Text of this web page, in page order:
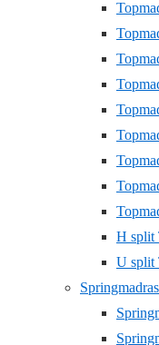
H split
U split